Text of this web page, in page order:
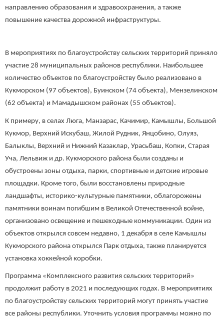
направлению образования и здравоохранения, а также
повышение качества дорожной инфраструктуры.
В мероприятиях по благоустройству сельских территорий приняло
участие 28 муниципальных районов республики. Наибольшее
количество объектов по благоустройству было реализовано в
Кукморском (97 объектов), Буинском (74 объекта), Мензелинском
(62 объекта) и Мамадышском районах (55 объектов).
К примеру, в селах Люга, Манзарас, Качимир, Камышлы, Большой
Кукмор, Верхний Искубаш, Жилой Рудник, Янцобино, Олуяз,
Балыклы, Верхний и Нижний Казаклар, Урасьбаш, Копки, Старая
Уча, Лельвиж и др. Кукморского района были созданы и
обустроены зоны отдыха, парки, спортивные и детские игровые
площадки. Кроме того, были восстановлены природные
ландшафты, историко-культурные памятники, облагорожены
памятники воинам погибшим в Великой Отечественной войне,
организовано освещение и пешеходные коммуникации. Один из
объектов открылся совсем недавно, 1 декабря в селе Камышлы
Кукморского района открылся Парк отдыха, также планируется
установка хоккейной коробки.
Программа «Комплексного развития сельских территорий»
продолжит работу в 2021 и последующих годах. В мероприятиях
по благоустройству сельских территорий могут принять участие
все районы республики. Уточнить условия программы можно по